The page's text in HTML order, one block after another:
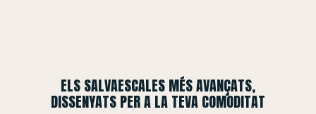
ELS SALVAESCALES MÉS AVANÇATS,
DISSENYATS PER A LA TEVA COMODITAT